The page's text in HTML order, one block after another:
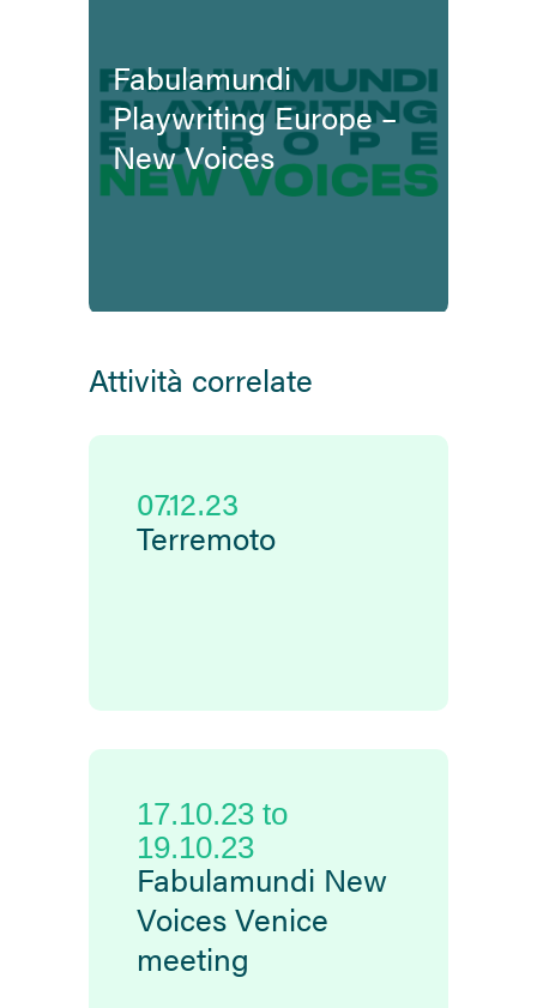
Fabulamundi
Playwriting Europe –
New Voices
Attività correlate
07.12.23
Terremoto
17.10.23 to
19.10.23
Fabulamundi New
Voices Venice
meeting